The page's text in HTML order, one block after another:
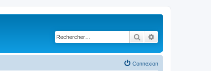
Rechercher
Connexion